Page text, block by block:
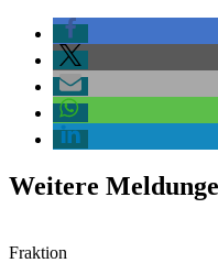
Weitere
Fraktion